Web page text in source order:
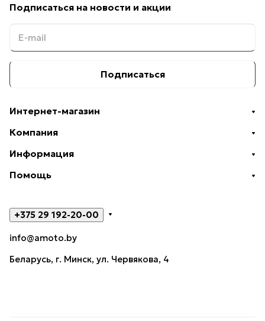
Подписаться на новости и акции
Подписаться
Интернет-магазин
Компания
Информация
Помощь
+375 29 192-20-00
info@amoto.by
Беларусь, г. Минск, ул. Червякова, 4